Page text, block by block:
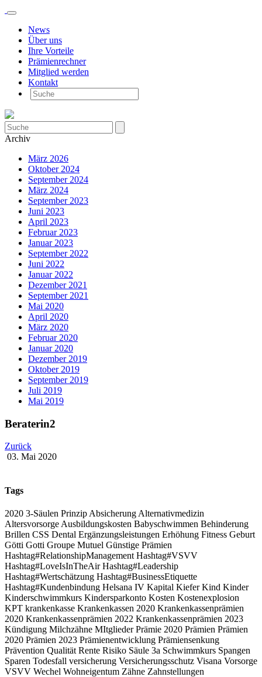
News
Über uns
Ihre Vorteile
Prämienrechner
Mitglied werden
Kontakt
Archiv
März 2026
Oktober 2024
September 2024
März 2024
September 2023
Juni 2023
April 2023
Februar 2023
Januar 2023
September 2022
Juni 2022
Januar 2022
Dezember 2021
September 2021
Mai 2020
April 2020
März 2020
Februar 2020
Januar 2020
Dezember 2019
Oktober 2019
September 2019
Juli 2019
Mai 2019
Beraterin2
Zurück
03. Mai 2020
Tags
2020 3-Säulen Prinzip Absicherung Alternativmedizin
Altersvorsorge Ausbildungskosten Babyschwimmen Behinderung
Brillen CSS Dental Ergänzungsleistungen Erhöhung Fitness Geburt
Götti Gotti Groupe Mutuel Günstige Prämien
Hashtag#RelationshipManagement Hashtag#VSVV
Hashtag#LoveIsInTheAir Hashtag#Leadership
Hashtag#Wertschätzung Hashtag#BusinessEtiquette
Hashtag#Kundenbindung Helsana IV Kapital KieferKind Kinder
Kinderschwimmkurs Kindersparkonto Kosten Kostenexplosion
KPT krankenkasse Krankenkassen 2020 Krankenkassenprämien
2020 Krankenkassenprämien 2022 Krankenkassenprämien 2023
Kündigung Milchzähne MItgliederPrämie 2020 Prämien Prämien
2020 Prämien 2023 Prämienentwicklung Prämiensenkung
Prävention Qualität Rente Risiko Säule 3a Schwimmkurs Spangen
Sparen Todesfall versicherung Versicherungsschutz Visana Vorsorge
VSVV Wechel Wohneigentum Zähne Zahnstellungen